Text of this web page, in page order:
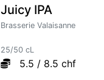
Juicy IPA
Brasserie Valaisanne
25/50 cL
5.5 / 8.5 chf